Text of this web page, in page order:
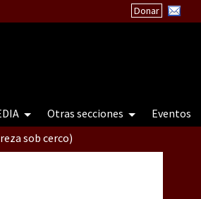
Donar
Otras secciones Eventos
e a natureza e a natureza sob cerco)
sob cerco)